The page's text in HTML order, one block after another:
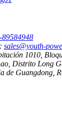
sales@youth-
1010,
Distrito Long
de Guangdong,